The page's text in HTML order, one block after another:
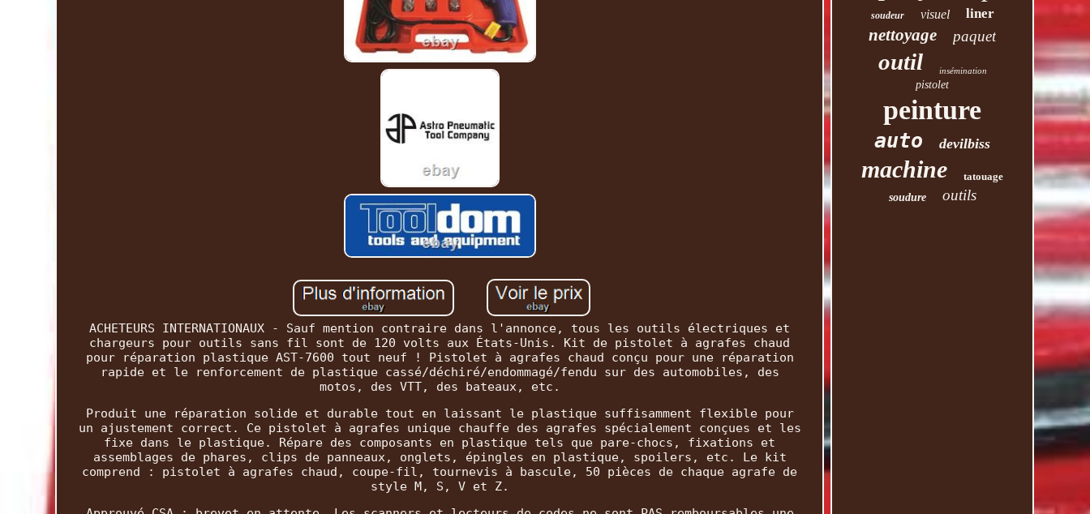
ACHETEURS INTERNATIONAUX - Sauf mention contraire dans l'annonce, tous les outils électriques et
chargeurs pour outils sans fil sont de 120 volts aux États-Unis. Kit de pistolet à agrafes chaud
pour réparation plastique AST-7600 tout neuf ! Pistolet à agrafes chaud conçu pour une réparation
rapide et le renforcement de plastique cassé/déchiré/endommagé/fendu sur des automobiles, des
motos, des VTT, des bateaux, etc.
Produit une réparation solide et durable tout en laissant le plastique suffisamment flexible pour
un ajustement correct. Ce pistolet à agrafes unique chauffe des agrafes spécialement conçues et les
fixe dans le plastique. Répare des composants en plastique tels que pare-chocs, fixations et
assemblages de phares, clips de panneaux, onglets, épingles en plastique, spoilers, etc. Le kit
comprend : pistolet à agrafes chaud, coupe-fil, tournevis à bascule, 50 pièces de chaque agrafe de
style M, S, V et Z.
soudeur visuel liner
nettoyage paquet
outil insémination
pistolet
peinture
auto devilbiss
machine
tatouage
soudure
outils